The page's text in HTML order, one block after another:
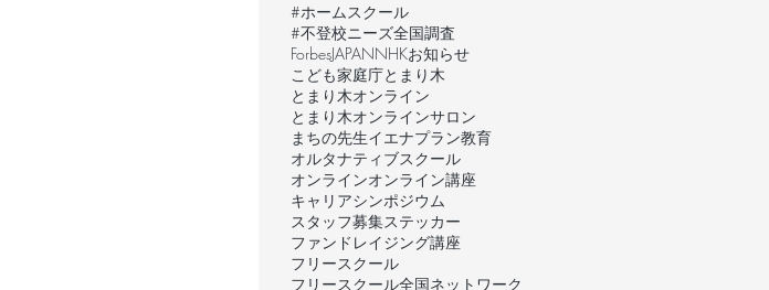
#ホームスクール
#不登校ニーズ全国調査
ForbesJAPANNHKお知らせ
こども家庭庁とまり木
とまり木オンライン
とまり木オンラインサロン
まちの先生イエナプラン教育
オルタナティブスクール
オンラインオンライン講座
キャリアシンポジウム
スタッフ募集ステッカー
ファンドレイジング講座
フリースクール
フリースクール全国ネットワーク